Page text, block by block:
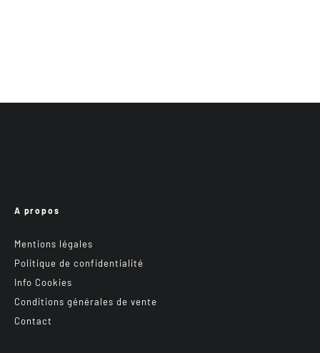
A propos
Mentions légales
Politique de confidentialité
Info Cookies
Conditions générales de vente
Contact